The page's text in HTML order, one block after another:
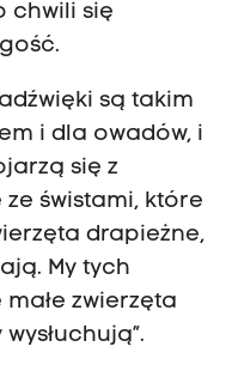
chwili się
są takim
i dla owadów, i
się z
ze świstami, które
drapieżne,
My tych
małe zwierzęta